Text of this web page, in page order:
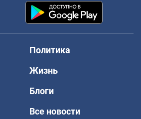
Политика
Жизнь
Блоги
Все новости